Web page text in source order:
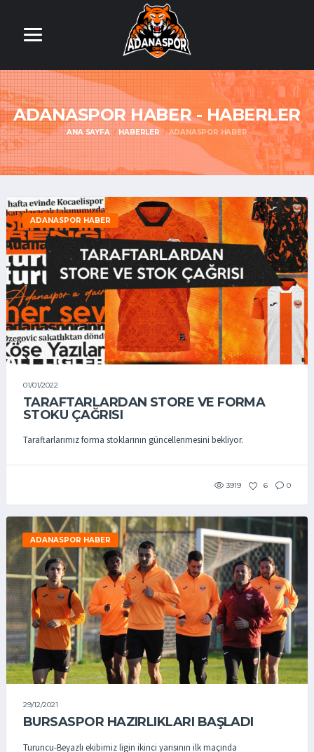
ADANASPOR HABER - HABERLER
ANA SAYFA HABERLER ADANASPOR HABER
ADANASPOR HABER
01/01/2022
TARAFTARLARDAN STORE VE FORMA
STOKU ÇAĞRISI
Taraftarlarımız forma stoklarının güncellenmesini bekliyor.
3919 6 0
ADANASPOR HABER
29/12/2021
BURSASPOR HAZIRLIKLARI BAŞLADI
Turuncu-Beyazlı ekibimiz ligin ikinci yarısının ilk maçında